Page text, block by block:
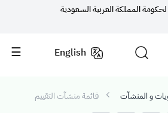
المملكة العربية السعودية
English
و المنشآت قائمة منشآت التقييم